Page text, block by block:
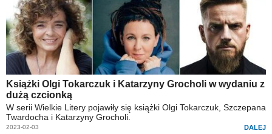
Książki Olgi Tokarczuk i Katarzyny Grocholi w wydaniu z
dużą czcionką
W serii Wielkie Litery pojawiły się książki Olgi Tokarczuk, Szczepana
Twardocha i Katarzyny Grocholi.
2023-02-03 DALEJ